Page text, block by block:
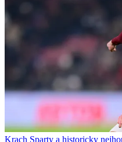
Krach Sparty a historicky